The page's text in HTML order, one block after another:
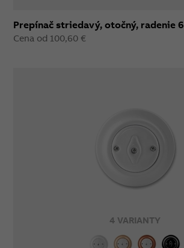
Prepínač striedavý, otočný, radenie 6
Cena od 100,60 €
4 VARIANTY